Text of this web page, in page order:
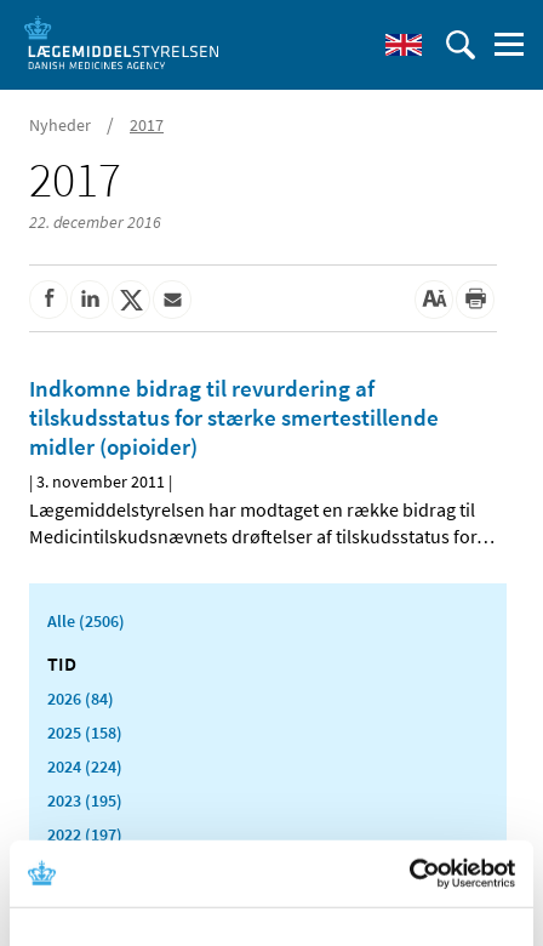
Nyheder / 2017
2017
22. december 2016
Indkomne bidrag til revurdering af
tilskudsstatus for stærke smertestillende
midler (opioider)
|3. november 2011 |
Lægemiddelstyrelsen har modtaget en række bidrag til
Medicintilskudsnævnets drøftelser af tilskudsstatus for…
Alle (2506)
TID
2026 (84)
2025 (158)
2024 (224)
2023 (195)
2022 (197)
2021 (516)
2020 (263)